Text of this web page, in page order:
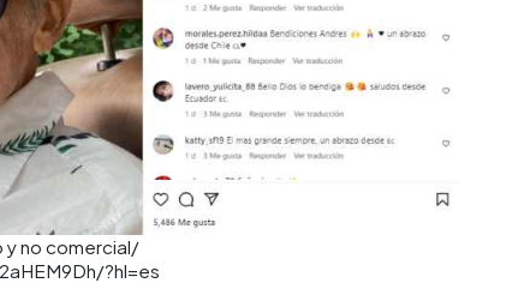
y no comercial/
?hl=es